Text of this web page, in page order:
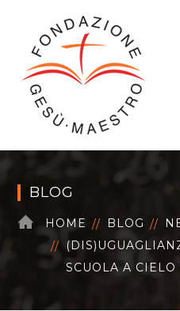
BLOG
HOME BLOG
SCUOLA A CIELO